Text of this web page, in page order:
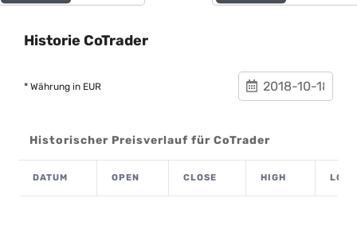
Historie CoTrader
* Währung in EUR
Historischer Preisverlauf für CoTrader
DATUM OPEN CLOSE HIGH LOW